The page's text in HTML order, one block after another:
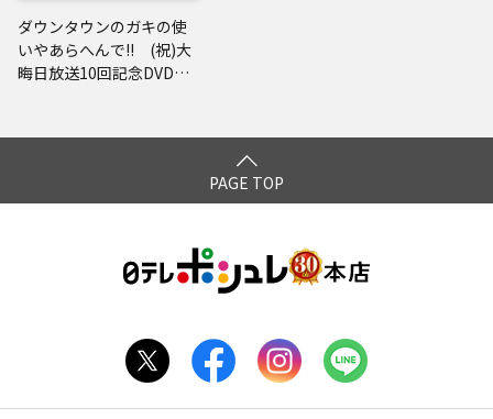
ダウンタウンのガキの使
いやあらへんで!! (祝)大
晦日放送10回記念DVD
けない名探偵24時
PAGE TOP